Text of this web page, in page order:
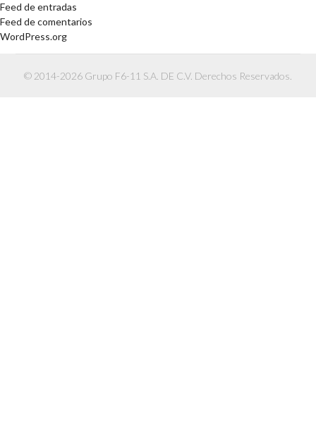
Feed de entradas
Feed de comentarios
WordPress.org
© 2014-2026 Grupo F6-11 S.A. DE C.V. Derechos Reservados.